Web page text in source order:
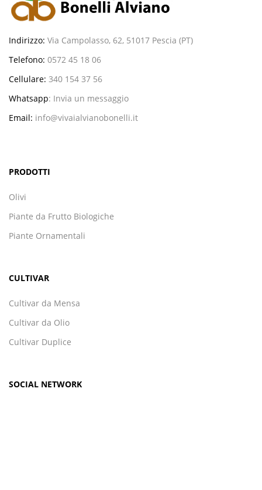
Indirizzo: Via Campolasso, 62, 51017 Pescia (PT)
Telefono: 0572 45 18 06
Cellulare: 340 154 37 56
Whatsapp: Invia un messaggio
Email: info@vivaialvianobonelli.it
PRODOTTI
Olivi
Piante da Frutto Biologiche
Piante Ornamentali
CULTIVAR
Cultivar da Mensa
Cultivar da Olio
Cultivar Duplice
SOCIAL NETWORK